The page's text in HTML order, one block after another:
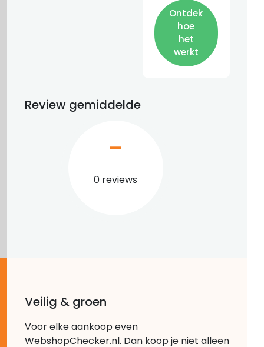
Ontdek
hoe
het
werkt
Review gemiddelde
0 reviews
–
Veilig & groen
Voor elke aankoop even
WebshopChecker.nl. Dan koop je niet alleen